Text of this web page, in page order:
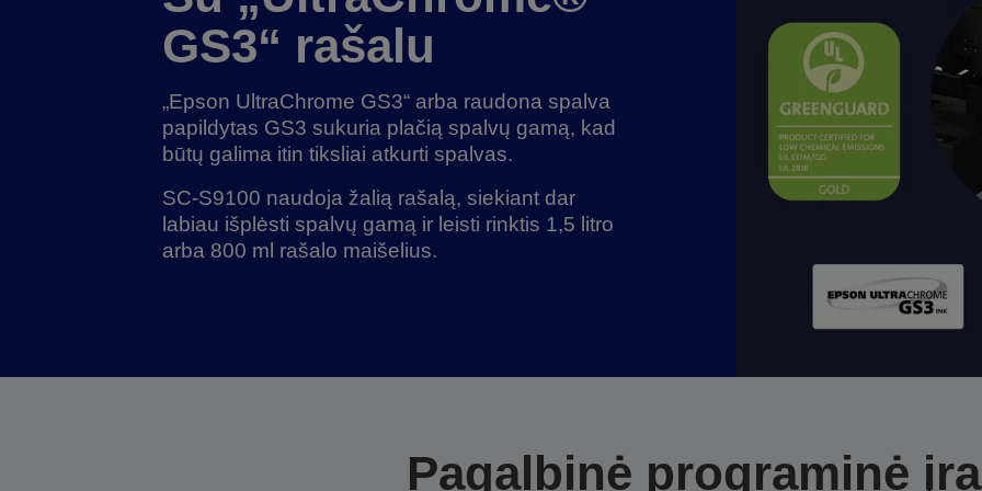
GS3“ rašalu
„Epson UltraChrome GS3“ arba raudona spalva
papildytas GS3 sukuria plačią spalvų gamą, kad
būtų galima itin tiksliai atkurti spalvas.
SC-S9100 naudoja žalią rašalą, siekiant dar
labiau išplėsti spalvų gamą ir leisti rinktis 1,5 litro
arba 800 ml rašalo maišelius.
Pagalbinė programinė